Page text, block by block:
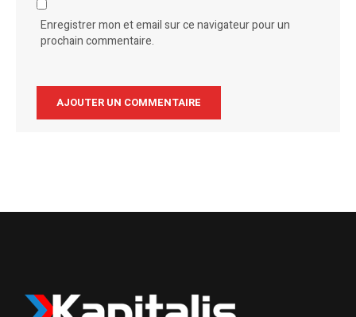
Enregistrer mon et email sur ce navigateur pour un
prochain commentaire.